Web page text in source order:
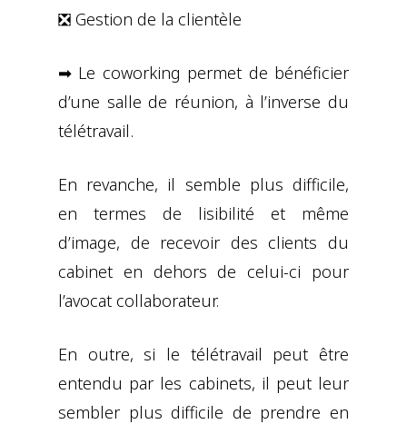
❎ Gestion de la clientèle
➡ Le coworking permet de bénéficier
d’une salle de réunion, à l’inverse du
télétravail.
En revanche, il semble plus difficile,
en termes de lisibilité et même
d’image, de recevoir des clients du
cabinet en dehors de celui-ci pour
l’avocat collaborateur.
En outre, si le télétravail peut être
entendu par les cabinets, il peut leur
sembler plus difficile de prendre en